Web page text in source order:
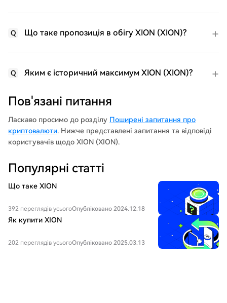
Q Що таке пропозиція в обігу XION (XION)?
Q Яким є історичний максимум XION (XION)?
Пов'язані питання
Ласкаво просимо до розділу Поширені запитання про
криптовалюти. Нижче представлені запитання та відповіді
користувачів щодо XION (XION).
Популярні статті
Що таке XION
392 переглядів усьогоОпубліковано 2024.12.18
Як купити XION
202 переглядів усьогоОпубліковано 2025.03.13